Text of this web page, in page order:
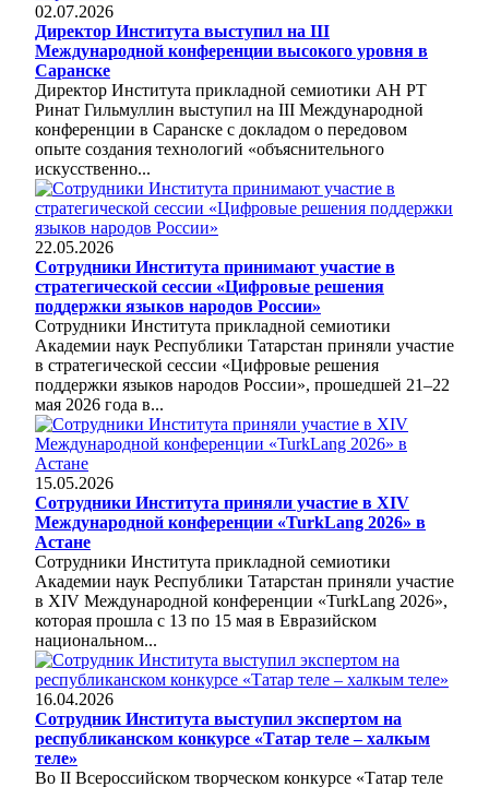
02.07.2026
Директор Института выступил на III
Международной конференции высокого уровня в
Саранске
Директор Института прикладной семиотики АН РТ
Ринат Гильмуллин выступил на III Международной
конференции в Саранске с докладом о передовом
опыте создания технологий «объяснительного
искусственно...
22.05.2026
Сотрудники Института принимают участие в
стратегической сессии «Цифровые решения
поддержки языков народов России»
Сотрудники Института прикладной семиотики
Академии наук Республики Татарстан приняли участие
в стратегической сессии «Цифровые решения
поддержки языков народов России», прошедшей 21–22
мая 2026 года в...
15.05.2026
Сотрудники Института приняли участие в XIV
Международной конференции «TurkLang 2026» в
Астане
Сотрудники Института прикладной семиотики
Академии наук Республики Татарстан приняли участие
в XIV Международной конференции «TurkLang 2026»,
которая прошла с 13 по 15 мая в Евразийском
национальном...
16.04.2026
Сотрудник Института выступил экспертом на
республиканском конкурсе «Татар теле – халкым
теле»
Во II Всероссийском творческом конкурсе «Татар теле